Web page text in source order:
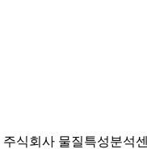
주식회사 물질특성분석